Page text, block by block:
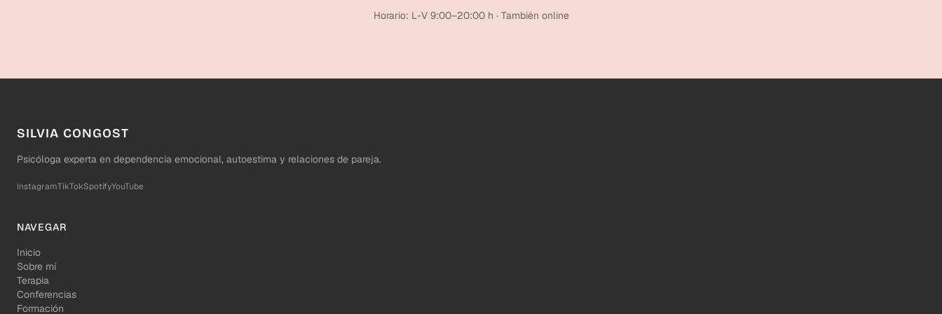
Horario: L-V 9:00–20:00 h · También online
SILVIA CONGOST
Psicóloga experta en dependencia emocional, autoestima y relaciones de pareja.
InstagramTikTokSpotifyYouTube
NAVEGAR
Inicio
Sobre mí
Terapia
Conferencias
Formación